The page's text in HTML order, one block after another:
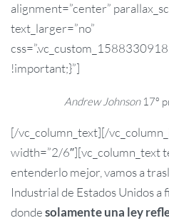
alignment=”center”
text_larger=”no”
!important;}”]
Andrew Johnson17º
[/vc_column_text][/
width=”2/6″][vc_column_text
entenderlo mejor, vamos a
Industrial de Estados Unidos a
dondesolamente una ley